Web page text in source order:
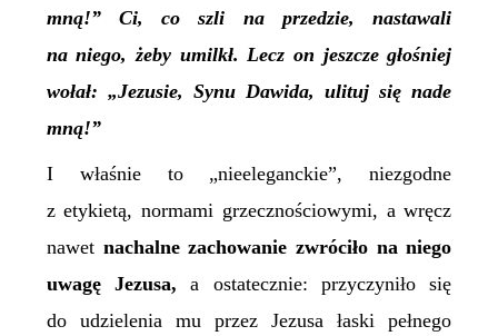
mną!” Ci, co szli na przedzie, nastawali
na niego, żeby umilkł. Lecz on jeszcze głośniej
wołał: „Jezusie, Synu Dawida, ulituj się nade
mną!”
I właśnie to „nieeleganckie”, niezgodne
z etykietą, normami grzecznościowymi, a wręcz
nawet nachalne zachowanie zwróciło na niego
uwagę Jezusa, a ostatecznie: przyczyniło się
do udzielenia mu przez Jezusa łaski pełnego